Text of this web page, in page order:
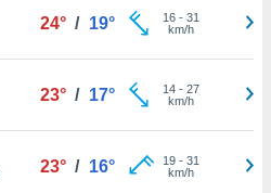
24° / 19° 16- 31
km/h
23° / 17° 14- 27
km/h
23° / 16° 19- 31
km/h